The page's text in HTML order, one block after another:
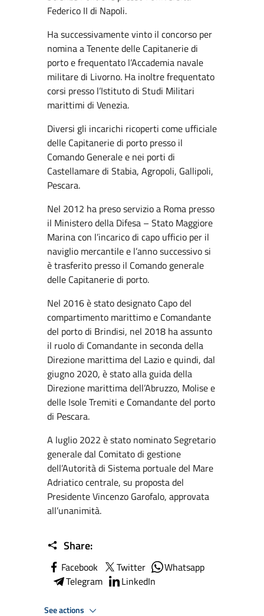
Federico II di Napoli.
Ha successivamente vinto il concorso per
nomina a Tenente delle Capitanerie di
porto e frequentato l’Accademia navale
militare di Livorno. Ha inoltre frequentato
corsi presso l’Istituto di Studi Militari
marittimi di Venezia.
Diversi gli incarichi ricoperti come ufficiale
delle Capitanerie di porto presso il
Comando Generale e nei porti di
Castellamare di Stabia, Agropoli, Gallipoli,
Pescara.
Nel 2012 ha preso servizio a Roma presso
il Ministero della Difesa – Stato Maggiore
Marina con l’incarico di capo ufficio per il
naviglio mercantile e l’anno successivo si
è trasferito presso il Comando generale
delle Capitanerie di porto.
Nel 2016 è stato designato Capo del
compartimento marittimo e Comandante
del porto di Brindisi, nel 2018 ha assunto
il ruolo di Comandante in seconda della
Direzione marittima del Lazio e quindi, dal
giugno 2020, è stato alla guida della
Direzione marittima dell’Abruzzo, Molise e
delle Isole Tremiti e Comandante del porto
di Pescara.
A luglio 2022 è stato nominato Segretario
generale dal Comitato di gestione
dell’Autorità di Sistema portuale del Mare
Adriatico centrale, su proposta del
Presidente Vincenzo Garofalo, approvata
all’unanimità.
Share:
Facebook Twitter
Whatsapp
Telegram
LinkedIn
See actions